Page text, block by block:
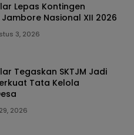
Lepas Kontingen
Nasional XII 2026
3, 2026
Tegaskan SKTJM Jadi
Tata Kelola
2026